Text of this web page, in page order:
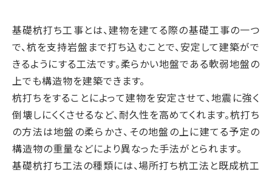
基礎杭打ち工事とは、建物を建てる際の基礎工事の一つ
で、杭を支持岩盤まで打ち込むことで、安定して建築がで
きるようにする工法です。柔らかい地盤である軟弱地盤の
上でも構造物を建築できます。
杭打ちをすることによって建物を安定させて、地震に強く
倒壊しにくくさせるなど、耐久性を高めてくれます。杭打ち
の方法は地盤の柔らかさ、その地盤の上に建てる予定の
構造物の重量などにより異なった手法がとられます。
基礎杭打ち工法の種類には、場所打ち杭工法と既成杭工